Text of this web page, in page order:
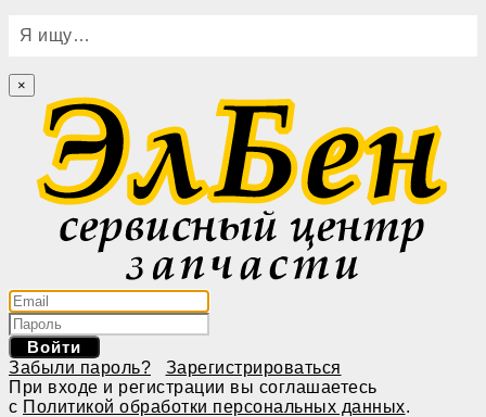
Я ищу…
×
Войти
Забыли пароль?
Зарегистрироваться
При входе и регистрации вы соглашаетесь
с Политикой обработки персональных данных.